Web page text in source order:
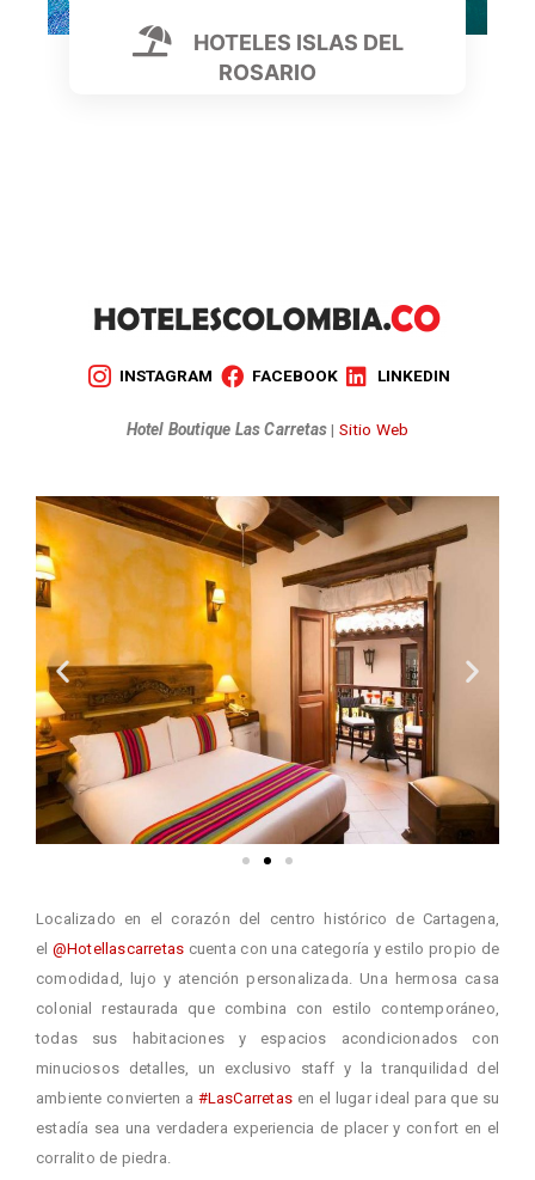
HOTELES ISLAS DEL
ROSARIO
INSTAGRAM FACEBOOK LINKEDIN
Hotel Boutique Las Carretas| Sitio Web
Localizado en el corazón del centro histórico de Cartagena,
el @Hotellascarretas cuenta con una categoría y estilo propio de
comodidad, lujo y atención personalizada. Una hermosa casa
colonial restaurada que combina con estilo contemporáneo,
todas sus habitaciones y espacios acondicionados con
minuciosos detalles, un exclusivo staff y la tranquilidad del
ambiente convierten a #LasCarretas en el lugar ideal para que su
estadía sea una verdadera experiencia de placer y confort en el
corralito de piedra.